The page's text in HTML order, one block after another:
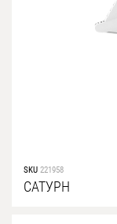
SKU 221958
САТУРН